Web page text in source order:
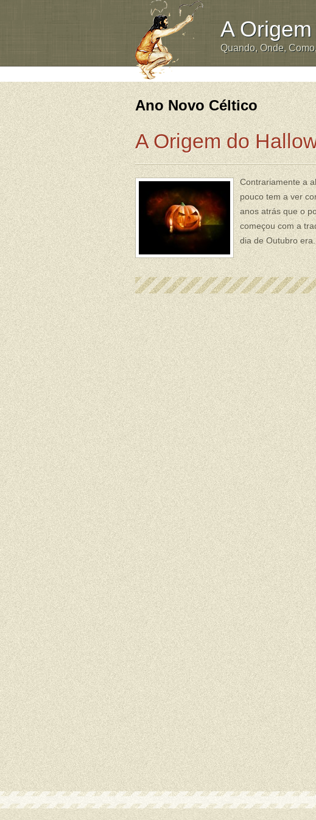
A
Quando, Onde,
Ano Novo Céltico
A Origem do
Contrariamente a
pouco tem a ver
anos atrás que o
começou com a
dia de Outubro